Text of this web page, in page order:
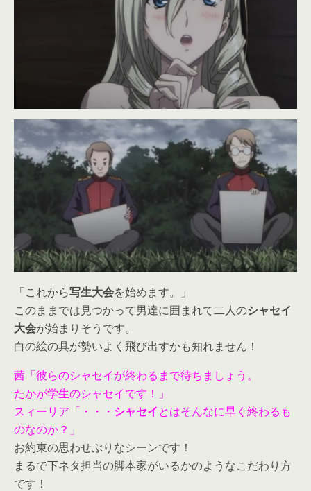
「これから写生大会を始めます。」
このままでは見つかって男達に囲まれて二人のシャセイ
大会が始まりそうです。
白の絵の具が勢いよく飛び出すかも知れません！
茜「彼らのシャセイが終わるまで待ちましょう。
たかが学生のシャセイです！」
スィーリア「・・・ シャセイとはそんなに早く終わるも
のなのか？」
お約束の思わせぶりなシーンです！
まるで下ネタ担当の脚本家がいるかのようなこだわり方
です！